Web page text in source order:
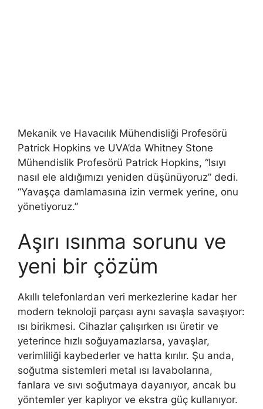
Mekanik ve Havacılık Mühendisliği Profesörü
Patrick Hopkins ve UVA’da Whitney Stone
Mühendislik Profesörü Patrick Hopkins, “Isıyı
nasıl ele aldığımızı yeniden düşünüyoruz” dedi.
“Yavaşça damlamasına izin vermek yerine, onu
yönetiyoruz.”
Aşırı ısınma sorunu ve
yeni bir çözüm
Akıllı telefonlardan veri merkezlerine kadar her
modern teknoloji parçası aynı savaşla savaşıyor:
ısı birikmesi. Cihazlar çalışırken ısı üretir ve
yeterince hızlı soğuyamazlarsa, yavaşlar,
verimliliği kaybederler ve hatta kırılır. Şu anda,
soğutma sistemleri metal ısı lavabolarına,
fanlara ve sıvı soğutmaya dayanıyor, ancak bu
yöntemler yer kaplıyor ve ekstra güç kullanıyor.